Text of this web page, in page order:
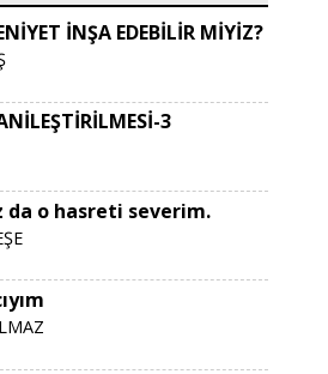
İNŞA EDEBİLİR MİYİZ?
3
da o hasreti severim.